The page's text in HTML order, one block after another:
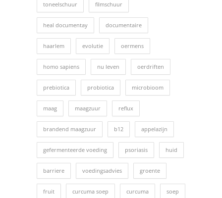
toneelschuur filmschuur
heal documentay documentaire
haarlem evolutie oermens
homo sapiens nu leven oerdriften
prebiotica probiotica microbioom
maag maagzuur reflux
brandend maagzuur b12 appelazijn
gefermenteerde voeding psoriasis huid
barriere voedingsadvies groente
fruit curcuma soep curcuma soep